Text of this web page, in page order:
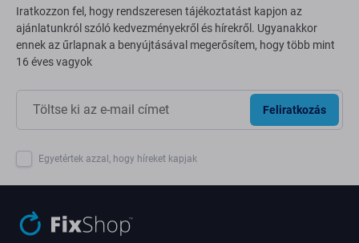
Iratkozzon fel, hogy rendszeresen tájékoztatást kapjon az
ajánlatunkról szóló kedvezményekről és hírekről. Ugyanakkor
ennek az űrlapnak a benyújtásával megerősítem, hogy több mint
16 éves vagyok
Feliratkozás
Egyetértek azzal, hogy híreket kapjak